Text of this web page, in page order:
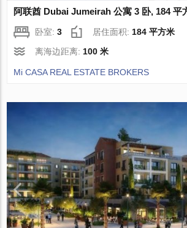
阿联酋 Dubai Jumeirah 公寓 3 卧, 184 平
卧室:3 居住面积: 184 平方米
离海边距离: 100 米
Mi CASA REAL ESTATE BROKERS